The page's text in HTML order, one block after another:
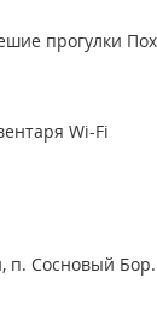
прогулки
Wi-Fi
п. Сосновый Бор.